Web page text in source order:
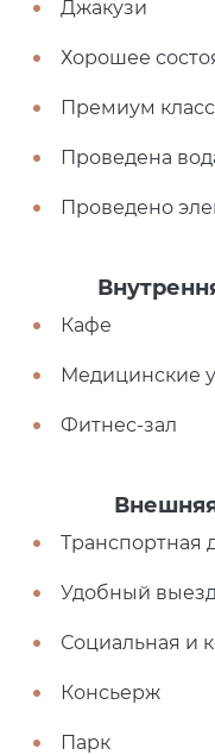
Джакузи
Хорошее
Премиум класс
Проведена
Проведено
Кафе
Медицинские
Фитнес-зал
Транспортная
Удобный
Социальная и
Консьерж
Парк